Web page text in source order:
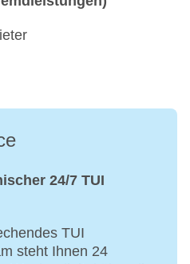
24/7 TUI
TUI
steht Ihnen 24